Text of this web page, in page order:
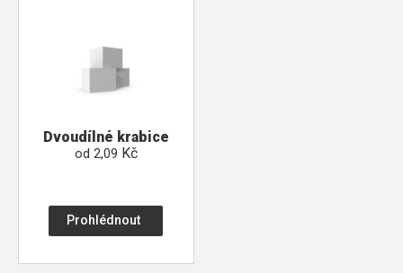
Dvoudílné krabice
od 2,09 Kč
Prohlédnout